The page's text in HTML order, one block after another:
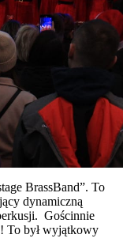
BrassBand”. To
dynamiczną
Gościnnie
To był wyjątkowy